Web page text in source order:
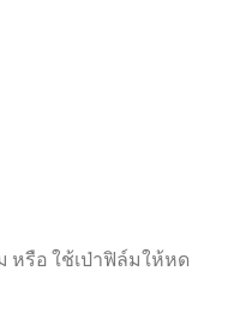
หรือ ใช้เป่าฟิล์มให้หด